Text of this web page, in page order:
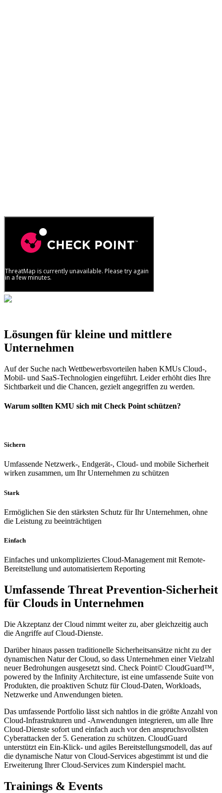
Lösungen für kleine und mittlere
Unternehmen
Auf der Suche nach Wettbewerbsvorteilen haben KMUs Cloud-,
Mobil- und SaaS-Technologien eingeführt. Leider erhöht dies Ihre
Sichtbarkeit und die Chancen, gezielt angegriffen zu werden.
Warum sollten KMU sich mit Check Point schützen?
Sichern
Umfassende Netzwerk-, Endgerät-, Cloud- und mobile Sicherheit
wirken zusammen, um Ihr Unternehmen zu schützen
Stark
Ermöglichen Sie den stärksten Schutz für Ihr Unternehmen, ohne
die Leistung zu beeinträchtigen
Einfach
Einfaches und unkompliziertes Cloud-Management mit Remote-
Bereitstellung und automatisiertem Reporting
Umfassende Threat Prevention-Sicherheit
für Clouds in Unternehmen
Die Akzeptanz der Cloud nimmt weiter zu, aber gleichzeitig auch
die Angriffe auf Cloud-Dienste.
Darüber hinaus passen traditionelle Sicherheitsansätze nicht zu der
dynamischen Natur der Cloud, so dass Unternehmen einer Vielzahl
neuer Bedrohungen ausgesetzt sind. Check Point© CloudGuard™,
powered by the Infinity Architecture, ist eine umfassende Suite von
Produkten, die proaktiven Schutz für Cloud-Daten, Workloads,
Netzwerke und Anwendungen bieten.
Das umfassende Portfolio lässt sich nahtlos in die größte Anzahl von
Cloud-Infrastrukturen und -Anwendungen integrieren, um alle Ihre
Cloud-Dienste sofort und einfach auch vor den anspruchsvollsten
Cyberattacken der 5. Generation zu schützen. CloudGuard
unterstützt ein Ein-Klick- und agiles Bereitstellungsmodell, das auf
die dynamische Natur von Cloud-Services abgestimmt ist und die
Erweiterung Ihrer Cloud-Services zum Kinderspiel macht.
Trainings & Events